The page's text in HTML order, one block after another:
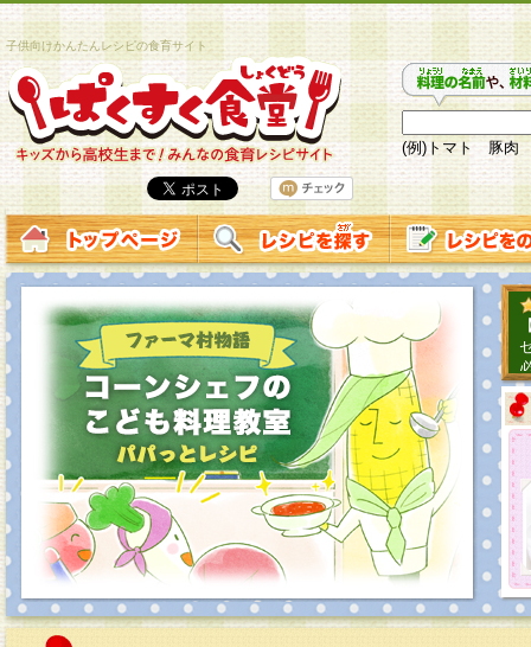
子供向けかんたんレシピの食育サイト
(例)トマト 豚肉